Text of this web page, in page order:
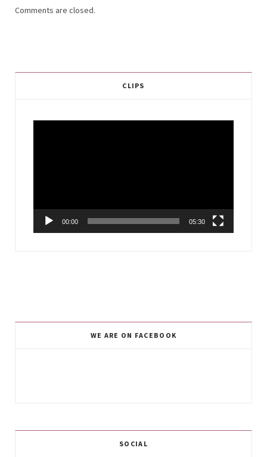
Comments are closed.
CLIPS
00:00 05:30
WE ARE ON FACEBOOK
SOCIAL